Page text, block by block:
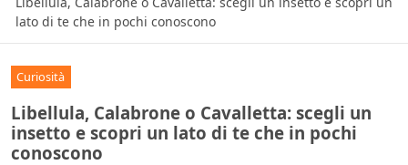
lato di te che in pochi conoscono
Curiosità
Libellula, Calabrone o Cavalletta: scegli un
insetto e scopri un lato di te che in pochi
conoscono